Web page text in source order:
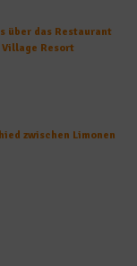
über das Restaurant
Resort
zwischen Limonen